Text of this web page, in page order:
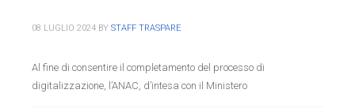
08 LUGLIO 2024 BY STAFF TRASPARE
Al fine di consentire il completamento del processo di
digitalizzazione, l’ANAC, d’intesa con il Ministero